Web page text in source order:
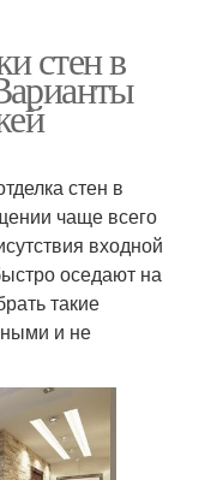
стен в
стен в
чаще всего
входной
оседают на
такие
и не